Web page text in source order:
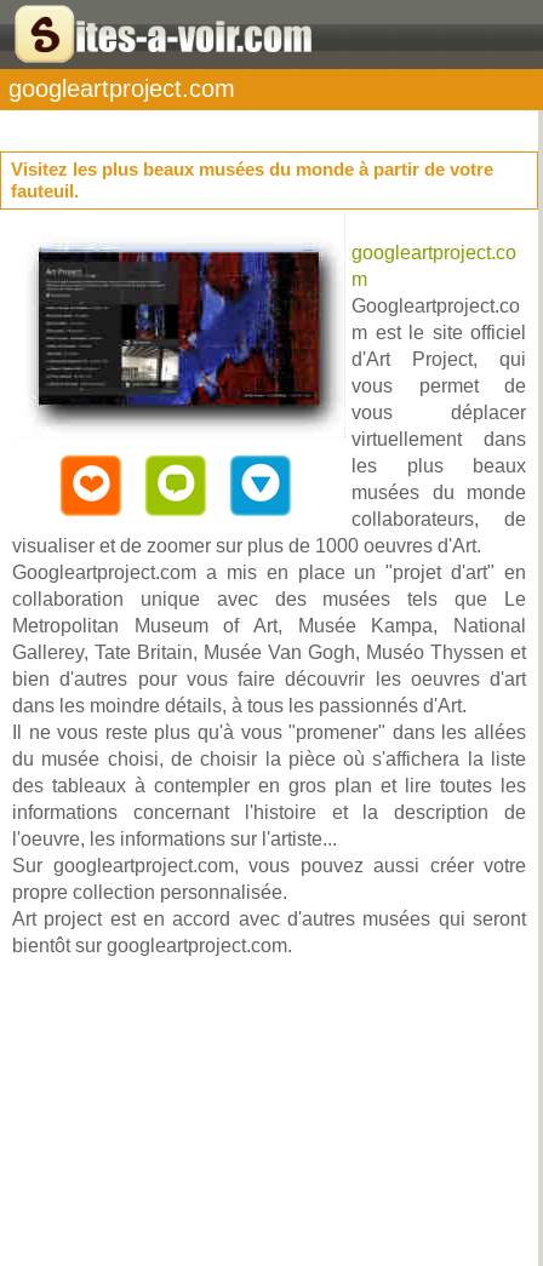
googleartproject.com
Visitez les plus beaux musées du monde à partir de votre
fauteuil.
googleartproject.co
m
Googleartproject.co
m est le site officiel
d'Art Project, qui
vous permet de
vous déplacer
virtuellement dans
les plus beaux
musées du monde
collaborateurs, de
visualiser et de zoomer sur plus de 1000 oeuvres d'Art.
Googleartproject.com a mis en place un "projet d'art" en
collaboration unique avec des musées tels que Le
Metropolitan Museum of Art, Musée Kampa, National
Gallerey, Tate Britain, Musée Van Gogh, Muséo Thyssen et
bien d'autres pour vous faire découvrir les oeuvres d'art
dans les moindre détails, à tous les passionnés d'Art.
Il ne vous reste plus qu'à vous "promener" dans les allées
du musée choisi, de choisir la pièce où s'affichera la liste
des tableaux à contempler en gros plan et lire toutes les
informations concernant l'histoire et la description de
l'oeuvre, les informations sur l'artiste...
Sur googleartproject.com, vous pouvez aussi créer votre
propre collection personnalisée.
Art project est en accord avec d'autres musées qui seront
bientôt sur googleartproject.com.